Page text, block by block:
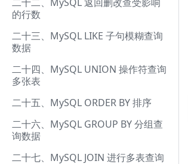
的行数
二十三、MySQL LIKE 子句模糊查询
数据
二十四、MySQL UNION 操作符查询
多张表
二十五、MySQL ORDER BY 排序
二十六、MySQL GROUP BY 分组查
询数据
二十七、MySQL JOIN 进行多表查询